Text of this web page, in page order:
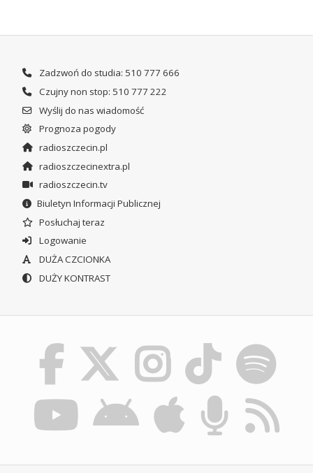
Zadzwoń do studia: 510 777 666
Czujny non stop: 510 777 222
Wyślij do nas wiadomość
Prognoza pogody
radioszczecin.pl
radioszczecinextra.pl
radioszczecin.tv
Biuletyn Informacji Publicznej
Posłuchaj teraz
Logowanie
DUŻA CZCIONKA
DUŻY KONTRAST